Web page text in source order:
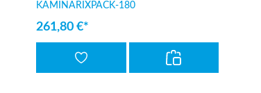
KAMINARIXPACK-180
261,80 €*